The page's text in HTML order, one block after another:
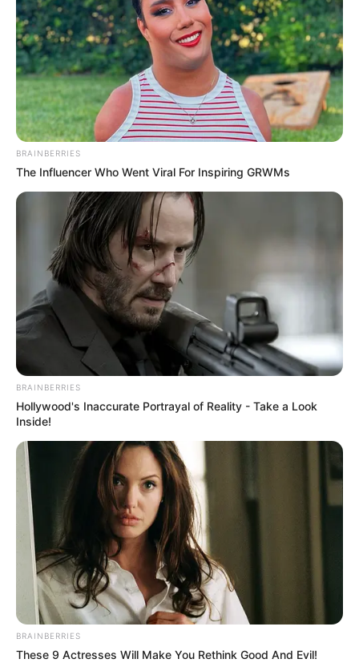
BRAINBERRIES
The Influencer Who Went Viral For Inspiring GRWMs
BRAINBERRIES
Hollywood's Inaccurate Portrayal of Reality - Take a Look
Inside!
BRAINBERRIES
These 9 Actresses Will Make You Rethink Good And Evil!